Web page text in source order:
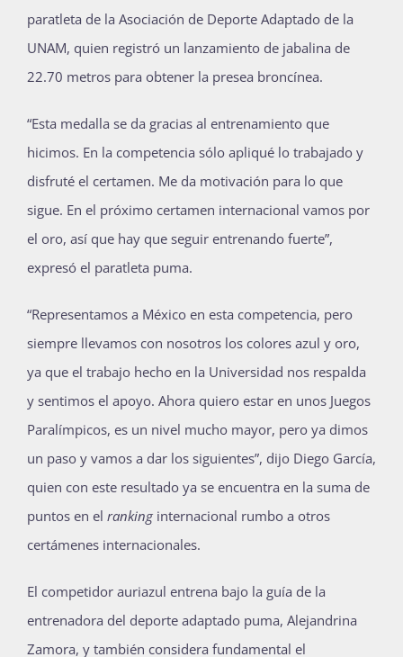
paratleta de la Asociación de Deporte Adaptado de la
UNAM, quien registró un lanzamiento de jabalina de
22.70 metros para obtener la presea broncínea.
“Esta medalla se da gracias al entrenamiento que
hicimos. En la competencia sólo apliqué lo trabajado y
disfruté el certamen. Me da motivación para lo que
sigue. En el próximo certamen internacional vamos por
el oro, así que hay que seguir entrenando fuerte”,
expresó el paratleta puma.
“Representamos a México en esta competencia, pero
siempre llevamos con nosotros los colores azul y oro,
ya que el trabajo hecho en la Universidad nos respalda
y sentimos el apoyo. Ahora quiero estar en unos Juegos
Paralímpicos, es un nivel mucho mayor, pero ya dimos
un paso y vamos a dar los siguientes”, dijo Diego García,
quien con este resultado ya se encuentra en la suma de
puntos en el ranking internacional rumbo a otros
certámenes internacionales.
El competidor auriazul entrena bajo la guía de la
entrenadora del deporte adaptado puma, Alejandrina
Zamora, y también considera fundamental el